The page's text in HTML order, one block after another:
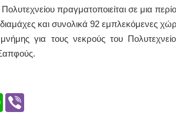
πραγματοποιείται σε μια
και συνολικά 92 εμπλεκόμενες
για τους νεκρούς του
WhatsApp
Viber